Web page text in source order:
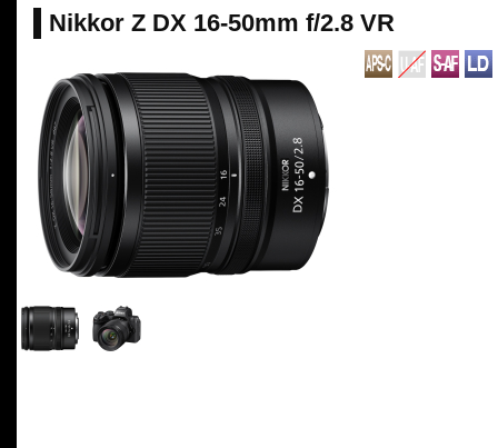
Nikkor Z DX 16-50mm f/2.8 VR